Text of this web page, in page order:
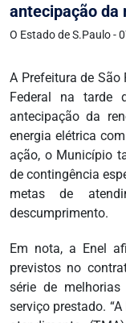
antecipação da
O Estado de S.Paulo -
A Prefeitura de
Federal na tarde
antecipação da
energia elétrica
ação, o Município
de contingência
metas de
descumprimento.
Em nota, a Enel
previstos no
série de
serviço prestado.